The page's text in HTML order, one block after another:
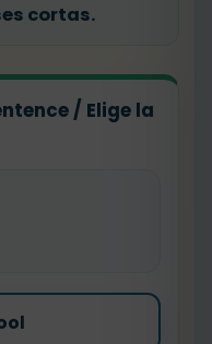
cortas.
/ Elige la